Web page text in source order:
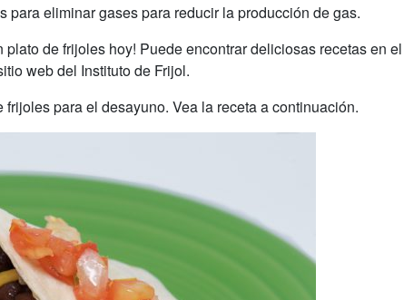
eliminar gases para reducir la producción de gas.
de frijoles hoy! Puede encontrar deliciosas recetas en el
web del Instituto de Frijol.
para el desayuno. Vea la receta a continuación.